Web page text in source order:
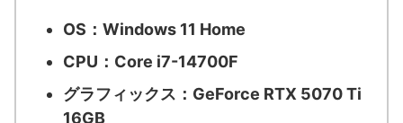
OS： Windows 11 Home
CPU： Core i7-14700F
グラフィックス： GeForce RTX 5070 Ti
16GB